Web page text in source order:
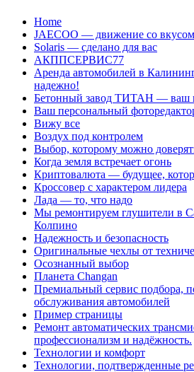
Перейти
содержанию
Home
JAECOO — движение со вкусом
Solaris — сделано для вас
АКППСЕРВИС77
Аренда автомобилей в
надежно!
Бетонный завод ТИТАН — ваш
Ваш персональный
Вижу все
Воздух под контролем
Выбор, которому можно
Когда земля встречает огонь
Криптовалюта — будущее,
Кроссовер с характером лидера
Лада — то, что надо
Мы ремонтируем глушители в
Колпино
Надежность и безопасность
Оригинальные чехлы от
Осознанный выбор
Планета Changan
Премиальный сервис подбора,
обслуживания автомобилей
Пример страницы
Ремонт автоматических
профессионализм и надёжность.
Технологии и комфорт
Технологии, подтвержденные